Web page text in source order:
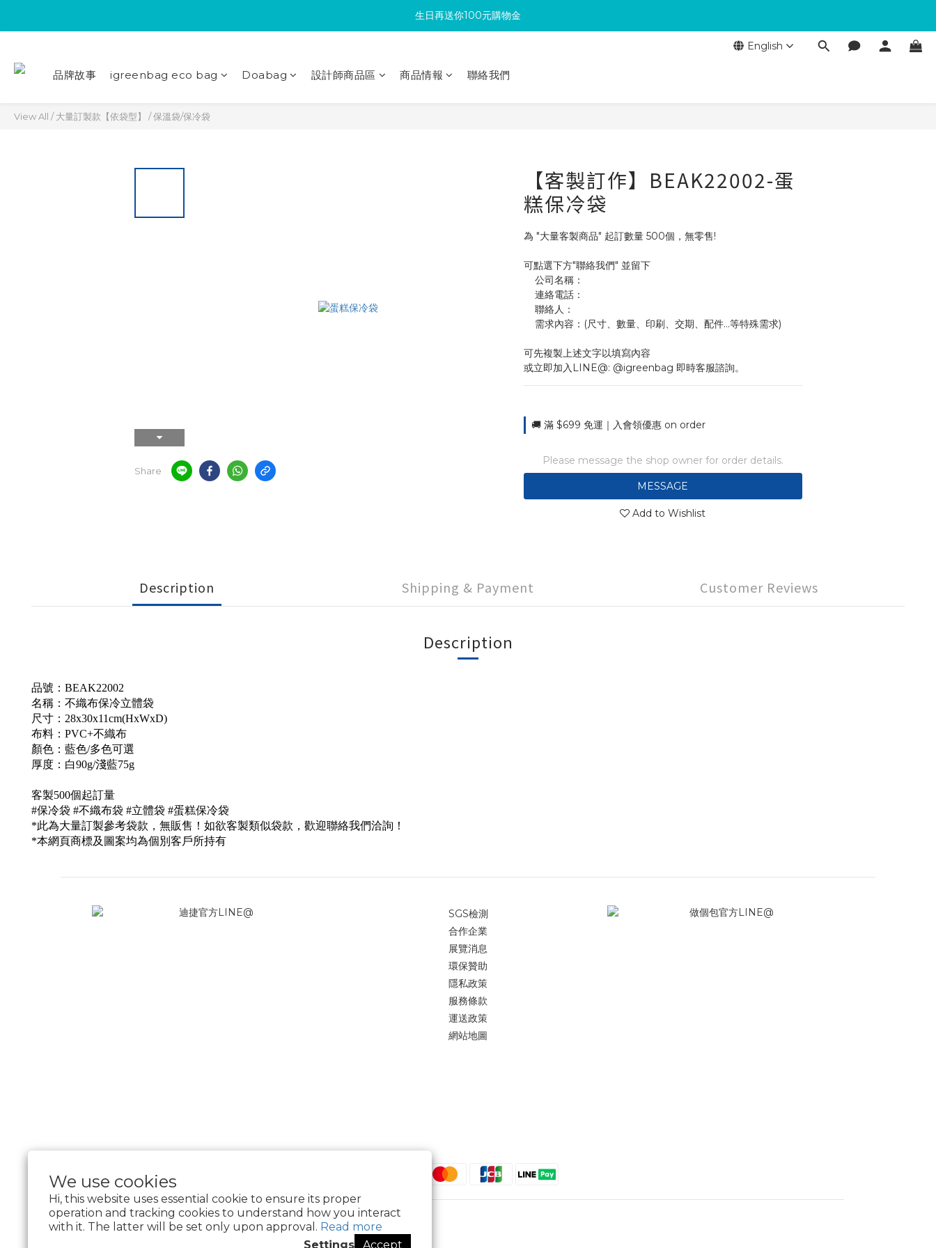
We use cookies
Hi, this website uses essential cookie to ensure its proper
operation and tracking cookies to understand how you interact
with it. The latter will be set only upon approval. Read more
Settings
Accept
滿300回饋10%購物金
生日再送你100元購物金
滿300回饋10%購物金
English
品牌故事 igreenbag eco bag Doabag 設計師商品區 商品情報 聯絡我們
View All /大量訂製款【依袋型】 /保溫袋/保冷袋
Share
【客製訂作】BEAK22002-蛋
糕保冷袋
為 "大量客製商品" 起訂數量 500個，無零售!
可點選下方"聯絡我們" 並留下
    公司名稱：
    連絡電話：
    聯絡人：
    需求內容：(尺寸、數量、印刷、交期、配件...等特殊需求)
可先複製上述文字以填寫內容
或立即加入LINE@: @igreenbag 即時客服諮詢。
🚚 滿 $699 免運｜入會領優惠 on order
Please message the shop owner for order details.
MESSAGE
Add to Wishlist
Description Shipping & Payment Customer Reviews
Description
品號： BEAK22002
名稱：不織布保冷立體袋
尺寸：28x30x11cm(HxWxD)
布料： PVC+不織布
顏色：藍色/多色可選
厚度： 白90g/淺藍75g
客製500個起訂量
#保冷袋 #不織布袋 #立體袋 #蛋糕保冷袋
*此為大量訂製參考袋款，無販售！如欲客製類似袋款，歡迎聯絡我們洽詢！
*本網頁商標及圖案均為個別客戶所持有
SGS檢測
合作企業
展覽消息
環保贊助
隱私政策
服務條款
運送政策
網站地圖
$ TWD English